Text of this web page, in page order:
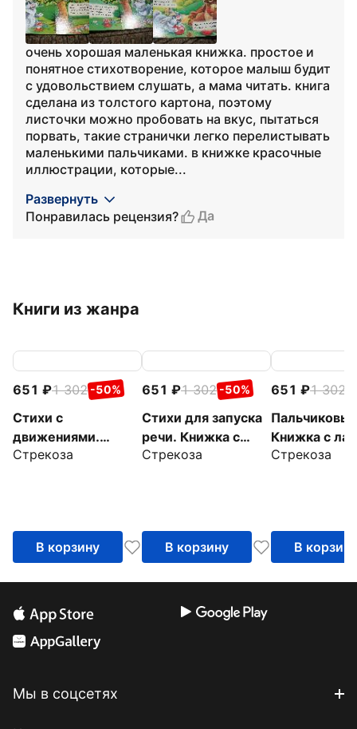
очень хорошая маленькая книжка. простое и
понятное стихотворение, которое малыш будит
с удовольствием слушать, а мама читать. книга
сделана из толстого картона, поэтому
листочки можно пробовать на вкус, пытаться
порвать, такие странички легко перелистывать
маленькими пальчиками. в книжке красочные
иллюстрации, которые...
Развернуть
Понравилась рецензия?
Да
Книги из жанра
651 1 302 -50%
Стихи с
движениями.
Книжка с лапками
Стрекоза
В корзину
651 1 302 -50%
Стихи для запуска
речи. Книжка с
лапками
Стрекоза
В корзину
651 1 302
Книжка с
Стрекоза
В корзину
Мы в соцсетях